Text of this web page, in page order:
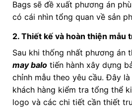
Bags sẽ đề xuất phương án
có cái nhìn tổng quan về sản
2. Thiết kế và hoàn thiện mẫu
Sau khi thống nhất phương án
may balotiến hành xây dựng
chỉnh mẫu theo yêu cầu. Đây
khách hàng kiểm tra tổng thể
logo và các chi tiết cần thiết